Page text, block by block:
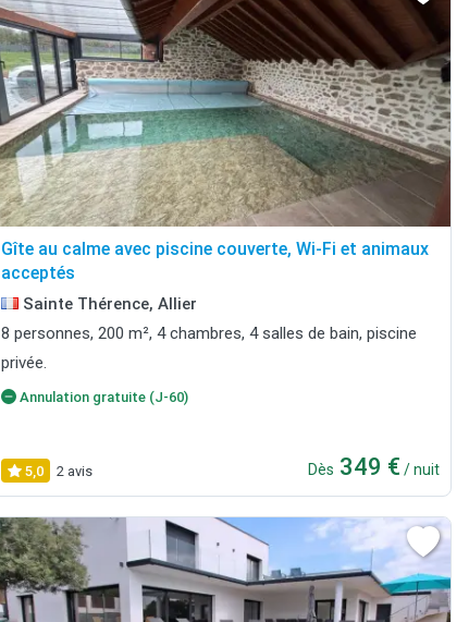
Gîte au calme avec piscine couverte, Wi-Fi et animaux
acceptés
Sainte Thérence, Allier
8 personnes, 200 m², 4 chambres, 4 salles de bain, piscine
privée.
Annulation gratuite (J-60)
5,0 2 avis Dès 349 € / nuit